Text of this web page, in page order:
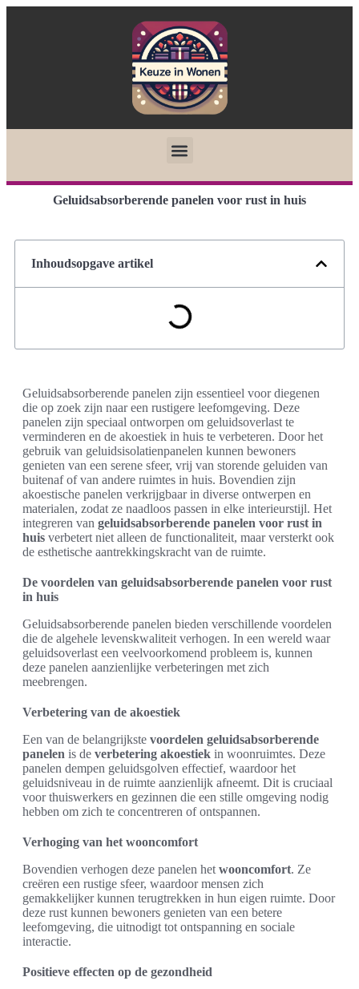
Geluidsabsorberende panelen voor rust in huis
Inhoudsopgave artikel
Geluidsabsorberende panelen zijn essentieel voor diegenen
die op zoek zijn naar een rustigere leefomgeving. Deze
panelen zijn speciaal ontworpen om geluidsoverlast te
verminderen en de akoestiek in huis te verbeteren. Door het
gebruik van geluidsisolatienpanelen kunnen bewoners
genieten van een serene sfeer, vrij van storende geluiden van
buitenaf of van andere ruimtes in huis. Bovendien zijn
akoestische panelen verkrijgbaar in diverse ontwerpen en
materialen, zodat ze naadloos passen in elke interieurstijl. Het
integreren van geluidsabsorberende panelen voor rust in
huis verbetert niet alleen de functionaliteit, maar versterkt ook
de esthetische aantrekkingskracht van de ruimte.
De voordelen van geluidsabsorberende panelen voor rust
in huis
Geluidsabsorberende panelen bieden verschillende voordelen
die de algehele levenskwaliteit verhogen. In een wereld waar
geluidsoverlast een veelvoorkomend probleem is, kunnen
deze panelen aanzienlijke verbeteringen met zich
meebrengen.
Verbetering van de akoestiek
Een van de belangrijkste voordelen geluidsabsorberende
panelen is de verbetering akoestiek in woonruimtes. Deze
panelen dempen geluidsgolven effectief, waardoor het
geluidsniveau in de ruimte aanzienlijk afneemt. Dit is cruciaal
voor thuiswerkers en gezinnen die een stille omgeving nodig
hebben om zich te concentreren of ontspannen.
Verhoging van het wooncomfort
Bovendien verhogen deze panelen het wooncomfort. Ze
creëren een rustige sfeer, waardoor mensen zich
gemakkelijker kunnen terugtrekken in hun eigen ruimte. Door
deze rust kunnen bewoners genieten van een betere
leefomgeving, die uitnodigt tot ontspanning en sociale
interactie.
Positieve effecten op de gezondheid